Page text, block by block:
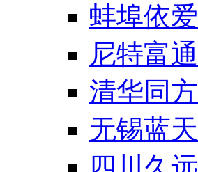
蚌埠依爱
尼特富通
清华同方
无锡蓝天